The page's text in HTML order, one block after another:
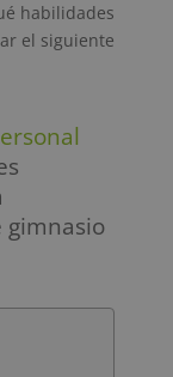
habilidades
el siguiente